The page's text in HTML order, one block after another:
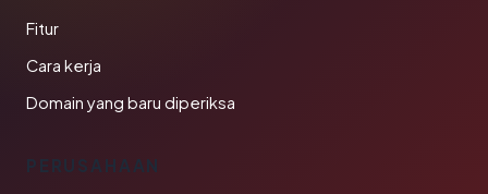
Fitur
Cara kerja
Domain yang baru diperiksa
PERUSAHAAN